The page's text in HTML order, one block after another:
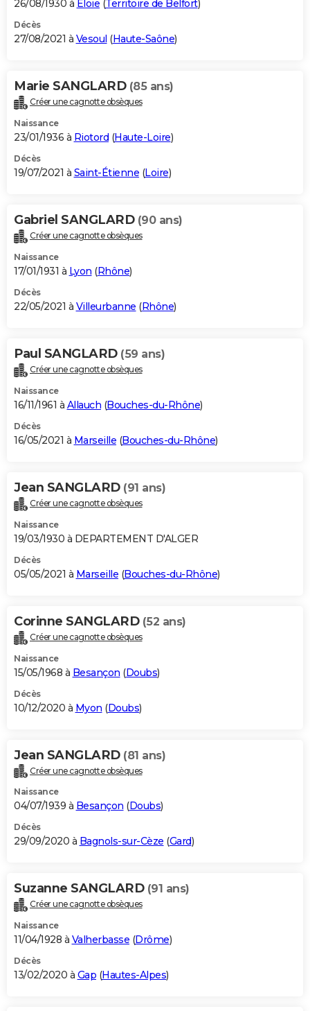
26/08/1930 à Éloie (Territoire de Belfort)
Décès
27/08/2021 à Vesoul (Haute-Saône)
Marie SANGLARD (85 ans)
Créer une cagnotte obsèques
Naissance
23/01/1936 à Riotord (Haute-Loire)
Décès
19/07/2021 à Saint-Étienne (Loire)
Gabriel SANGLARD (90 ans)
Créer une cagnotte obsèques
Naissance
17/01/1931 à Lyon (Rhône)
Décès
22/05/2021 à Villeurbanne (Rhône)
Paul SANGLARD (59 ans)
Créer une cagnotte obsèques
Naissance
16/11/1961 à Allauch (Bouches-du-Rhône)
Décès
16/05/2021 à Marseille (Bouches-du-Rhône)
Jean SANGLARD (91 ans)
Créer une cagnotte obsèques
Naissance
19/03/1930 à DEPARTEMENT D'ALGER
Décès
05/05/2021 à Marseille (Bouches-du-Rhône)
Corinne SANGLARD (52 ans)
Créer une cagnotte obsèques
Naissance
15/05/1968 à Besançon (Doubs)
Décès
10/12/2020 à Myon (Doubs)
Jean SANGLARD (81 ans)
Créer une cagnotte obsèques
Naissance
04/07/1939 à Besançon (Doubs)
Décès
29/09/2020 à Bagnols-sur-Cèze (Gard)
Suzanne SANGLARD (91 ans)
Créer une cagnotte obsèques
Naissance
11/04/1928 à Valherbasse (Drôme)
Décès
13/02/2020 à Gap (Hautes-Alpes)